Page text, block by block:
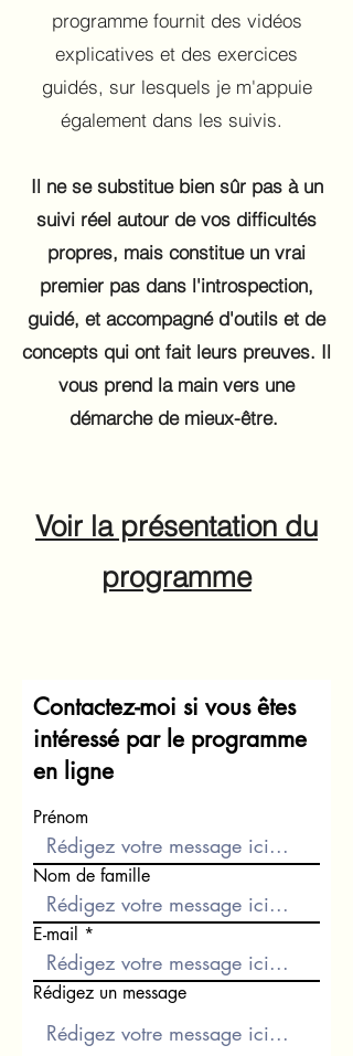
programme fournit des vidéos
explicatives et des exercices
guidés, sur lesquels je m'appuie
également dans les suivis.
Il ne se substitue bien sûr pas à un
suivi réel autour de vos difficultés
propres, mais constitue un vrai
premier pas dans l'introspection,
guidé, et accompagné d'outils et de
concepts qui ont fait leurs preuves. Il
vous prend la main vers une
démarche de mieux-être.
Voir la présentation du
programme
Contactez-moi si vous êtes
intéressé par le programme
en ligne
Prénom
Nom de famille
E-mail
Rédigez un message